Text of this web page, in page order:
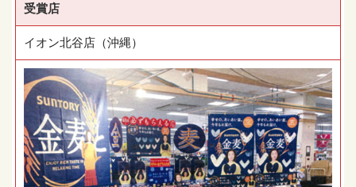
受賞店
イオン北谷店（沖縄）